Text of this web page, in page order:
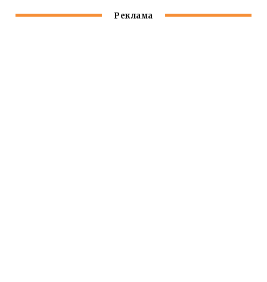
Реклама